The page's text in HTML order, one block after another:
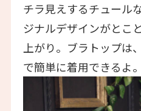
チラ見えするチュール
ジナルデザインがとこ
上がり。ブラトップは
で簡単に着用できるよ。